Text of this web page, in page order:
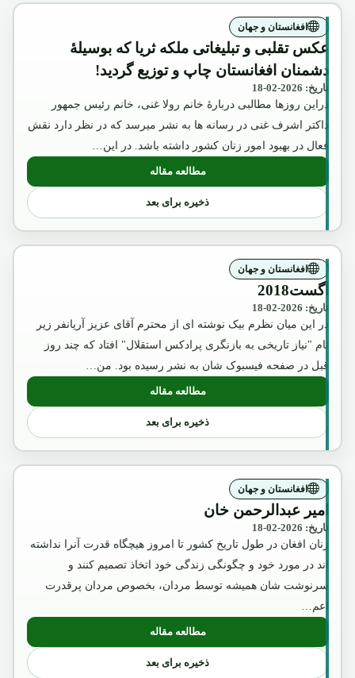
افغانستان و جهان
عکس تقلبی و تبلیغاتی ملکه ثریا که بوسیلۀ
دشمنان افغانستان چاپ و توزیع گردید!
تاریخ: 2026-02-18
دراین روزها مطالبی دربارۀ خانم رولا غنی، خانم رئیس جمهور
داکتر اشرف غنی در رسانه ها به نشر میرسد که در نظر دارد نقش
فعال در بهبود امور زنان کشور داشته باشد. در این…
مطالعه مقاله: عکس تقلبی و تبلیغاتی ملکه ثریا که
ذخیره برای بعد
افغانستان و جهان
آگست2018
تاریخ: 2026-02-18
در این میان نظرم بیک نوشته ای از محترم آقای عزیز آریانفر زیر
نام "نیاز تاریخی به بازنگری پرادکس استقلال" افتاد که چند روز
قبل در صفحه فیسبوک شان به نشر رسیده بود. من…
مطالعه مقاله
: آگست2018
ذخیره برای بعد
افغانستان و جهان
امیر عبدالرحمن خان
تاریخ: 2026-02-18
زنان افغان در طول تاریخ کشور تا امروز هیچگاه قدرت آنرا نداشته
اند در مورد خود و چگونگی زندگی خود اتخاذ تصمیم کنند و
سرنوشت شان همیشه توسط مردان، بخصوص مردان پرقدرت
اعم…
مطالعه مقاله: امیر عبدالرحمن خان
ذخیره برای بعد